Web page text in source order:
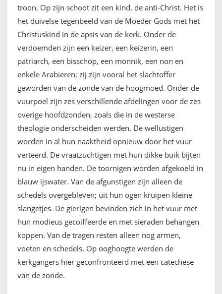
troon. Op zijn schoot zit een kind, de anti-Christ. Het is
het duivelse tegenbeeld van de Moeder Gods met het
Christuskind in de apsis van de kerk. Onder de
verdoemden zijn een keizer, een keizerin, een
patriarch, een bisschop, een monnik, een non en
enkele Arabieren; zij zijn vooral het slachtoffer
geworden van de zonde van de hoogmoed. Onder de
vuurpoel zijn zes verschillende afdelingen voor de zes
overige hoofdzonden, zoals die in de westerse
theologie onderscheiden werden. De wellustigen
worden in al hun naaktheid opnieuw door het vuur
verteerd. De vraatzuchtigen met hun dikke buik bijten
nu in eigen handen. De toornigen worden afgekoeld in
blauw ijswater. Van de afgunstigen zijn alleen de
schedels overgebleven; uit hun ogen kruipen kleine
slangetjes. De gierigen bevinden zich in het vuur met
hun modieus gecoiffeerde en met sieraden behangen
koppen. Van de tragen resten alleen nog armen,
voeten en schedels. Op ooghoogte werden de
kerkgangers hier geconfronteerd met een catechese
van de zonde.